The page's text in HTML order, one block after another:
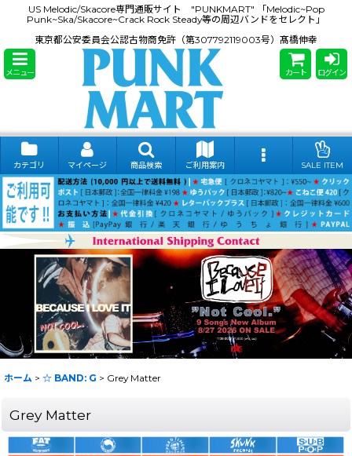
US Melodic/Skacore専門通販サイト "PUNKMART" 「Melodic~Pop
Punk~Ska/Skacore~Crack Rock Steady等の周辺バンドをセレクト」
東京都公安委員会公認古物商免許（第307792119003号）髙橋伸幸
メニュー カート ログイン
カテゴリ マイページ 商品検索 ご利用案内 SALE ITEM
ホーム > ☆ BAND: G > Grey Matter
Grey Matter